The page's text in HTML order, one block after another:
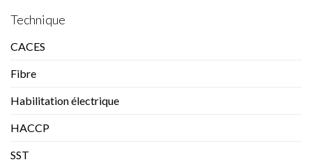
Technique
CACES
Fibre
Habilitation électrique
HACCP
SST